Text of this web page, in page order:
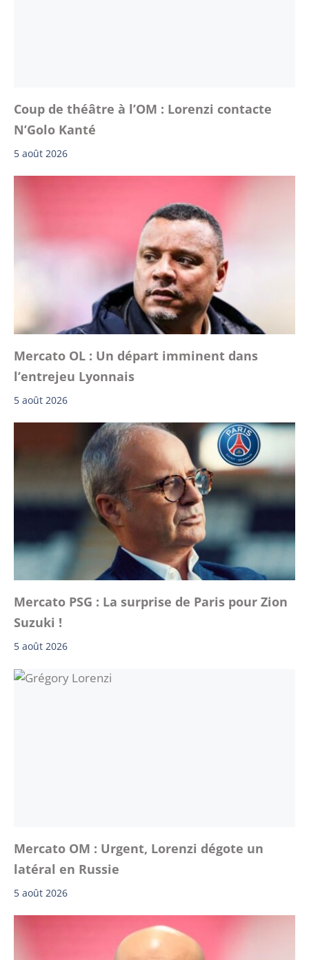
Coup de théâtre à l’OM : Lorenzi contacte
N’Golo Kanté
5 août 2026
Mercato OL : Un départ imminent dans
l’entrejeu Lyonnais
5 août 2026
Mercato PSG : La surprise de Paris pour Zion
Suzuki !
5 août 2026
Mercato OM : Urgent, Lorenzi dégote un
latéral en Russie
5 août 2026